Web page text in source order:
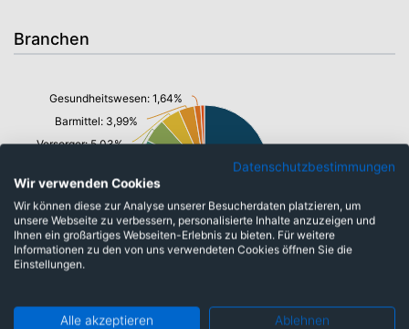
Branchen
Industrie: 16,71%
Konsumgüter: 12,10%
Finanzen: 11,32%
Versorger: 5,03%
Barmittel: 3,99%
Gesundheitswesen: 1,64%
Währungen
Datenschutzbestimmungen
Wir verwenden Cookies
Wir können diese zur Analyse unserer Besucherdaten platzieren, um
unsere Webseite zu verbessern, personalisierte Inhalte anzuzeigen und
Ihnen ein großartiges Webseiten-Erlebnis zu bieten. Für weitere
Informationen zu den von uns verwendeten Cookies öffnen Sie die
Einstellungen.
Alle akzeptieren Ablehnen